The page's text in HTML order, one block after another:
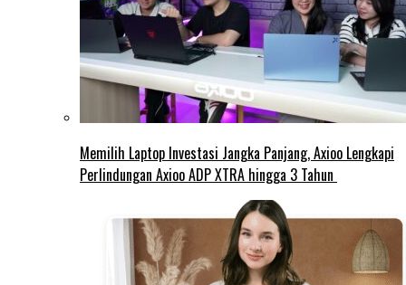
Memilih Laptop Investasi Jangka Panjang, Axioo Lengkapi
Perlindungan Axioo ADP XTRA hingga 3 Tahun